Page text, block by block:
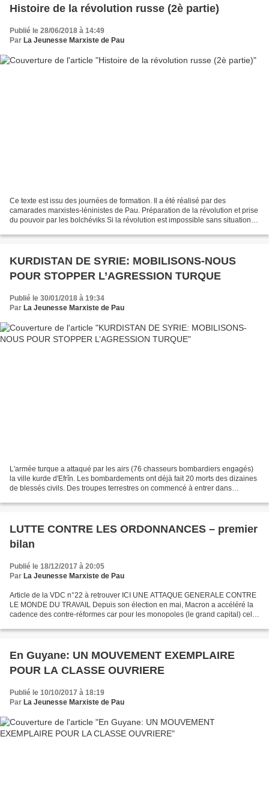
Histoire de la révolution russe (2è partie)
Publié le 28/06/2018 à 14:49
Par La Jeunesse Marxiste de Pau
Ce texte est issu des journées de formation. Il a été réalisé par des
camarades marxistes-léninistes de Pau. Préparation de la révolution et prise
du pouvoir par les bolchéviks Si la révolution est impossible sans situation
KURDISTAN DE SYRIE: MOBILISONS-NOUS
POUR STOPPER L’AGRESSION TURQUE
Publié le 30/01/2018 à 19:34
Par La Jeunesse Marxiste de Pau
L'armée turque a attaqué par les airs (76 chasseurs bombardiers engagés)
la ville kurde d'Efrîn. Les bombardements ont déjà fait 20 morts des dizaines
de blessés civils. Des troupes terrestres on commencé à entrer dans
LUTTE CONTRE LES ORDONNANCES – premier
bilan
Publié le 18/12/2017 à 20:05
Par La Jeunesse Marxiste de Pau
Article de la VDC n°22 à retrouver ICI UNE ATTAQUE GENERALE CONTRE
LE MONDE DU TRAVAIL Depuis son élection en mai, Macron a accéléré la
cadence des contre-réformes car pour les monopoles (le grand capital) cela
En Guyane: UN MOUVEMENT EXEMPLAIRE
POUR LA CLASSE OUVRIERE
Publié le 10/10/2017 à 18:19
Par La Jeunesse Marxiste de Pau